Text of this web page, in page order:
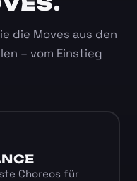
die Moves aus den
– vom Einstieg
Choreos für